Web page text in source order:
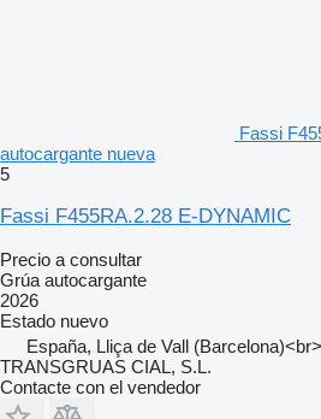
Fassi
autocargante nueva
5
Fassi F455RA.2.28 E-DYNAMIC
Precio a consultar
Grúa autocargante
2026
Estado nuevo
España, Lliça de Vall (Barcelona)<br>
TRANSGRUAS CIAL, S.L.
Contacte con el vendedor